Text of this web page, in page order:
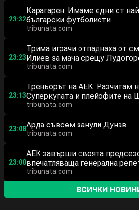
23:32
Карагарен: Имаме едни от
български футболисти
tribunata.com
23:23
Трима играчи отпаднаха от
Илиев за мача срещу
tribunata.com
23:13
Треньорът на АЕК: Разчитам
Суперкупата и плейофите на
tribunata.com
23:08Арда съвсем занули Дунав
tribunata.com
23:00
АЕК завърши своята
впечатляваща генерална
tribunata.com
ВСИЧКИ